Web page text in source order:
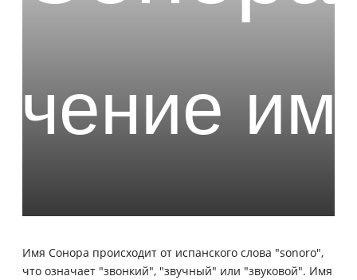
Имя Сонора происходит от испанского слова "sonoro",
что означает "звонкий", "звучный" или "звуковой". Имя